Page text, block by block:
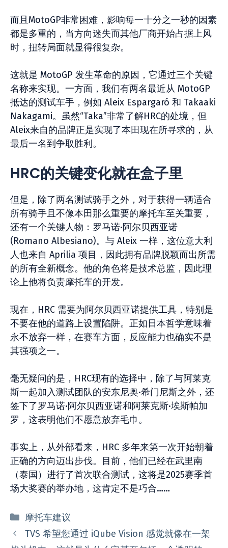
而且MotoGP非常困难，影响每一十分之一秒的因素
都是多重的，当方向迷失而其他厂商开始占据上风
时，扭转局面就显得很复杂。
这就是 MotoGP 发生革命的原因，它通过三个关键
名称来实现。一方面，我们有两名最近从 MotoGP
抵达的测试车手，例如 Aleix Espargaró 和 Takaaki
Nakagami。虽然“Taka”非常了解HRC的处境，但
Aleix来自的品牌正是实现了本田现在所寻求的，从
最后一名到争取胜利。
HRC的关键变化就在盒子里
但是，除了两名测试骑手之外，对于获得一辆适合
所有骑手且不像本田那么重要的摩托车至关重要，
还有一个关键人物：罗马诺·阿尔贝西亚诺
(Romano Albesiano)。与 Aleix 一样，这位意大利
人也来自 Aprilia 项目，因此拥有品牌脱颖而出所需
的所有全新概念。他的角色将是技术总监，因此理
论上他将负责摩托车的开发。
现在，HRC 需要为阿尔贝西亚诺提供工具，特别是
不要在他的道路上设置陷阱。正如日本哲学意味着
永不放弃一样，在赛车方面，反应能力也确实不是
其强项之一。
毫无疑问的是，HRC现有的选择中，除了与阿莱克
斯一起加入测试团队的安东尼奥·希门尼斯之外，还
签下了罗马诺·阿尔贝西亚诺和阿莱克斯·埃斯帕加
罗，这表明他们不愿意放弃毛巾。
事实上，从外部看来，HRC 多年来第一次开始朝着
正确的方向迈出步伐。目前，他们已经在武里南
（泰国）进行了首次联合测试，这将是2025赛季首
场大奖赛的举办地，这肯定不是巧合……
分
类
摩托车建议
TVS 希望您通过 iQube Vision 感觉就像在一架